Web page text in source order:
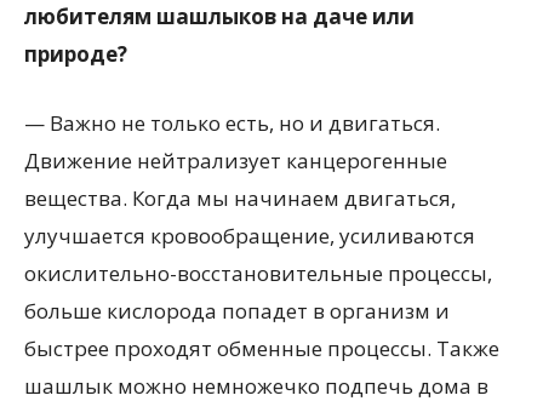
любителям шашлыков на даче или
природе?
— Важно не только есть, но и двигаться.
Движение нейтрализует канцерогенные
вещества. Когда мы начинаем двигаться,
улучшается кровообращение, усиливаются
окислительно-восстановительные процессы,
больше кислорода попадет в организм и
быстрее проходят обменные процессы. Также
шашлык можно немножечко подпечь дома в